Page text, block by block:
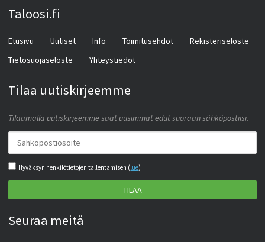
Taloosi.fi
Etusivu Uutiset Info Toimitusehdot
Rekisteriseloste
Tietosuojaseloste
Yhteystiedot
Tilaa uutiskirjeemme
Tilaamalla uutiskirjeemme saat uusimmat edut suoraan sähköpostiisi.
Hyväksyn henkilötietojen tallentamisen (lue)
TILAA
Seuraa meitä